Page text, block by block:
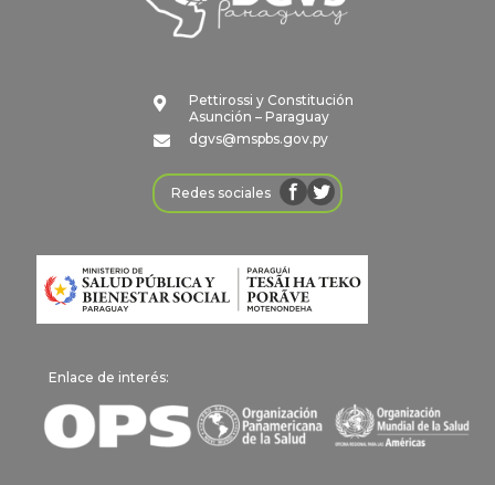

Pettirossi y Constitución
Asunción – Paraguay

dgvs@mspbs.gov.py
Redes sociales
Enlace de interés: